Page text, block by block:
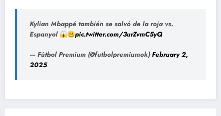
Kylian Mbappé también se salvó de la roja vs.
Espanyol
pic.twitter.com/3urZvmC5yQ
— Fútbol Premium (@futbolpremiumok) February 2,
2025